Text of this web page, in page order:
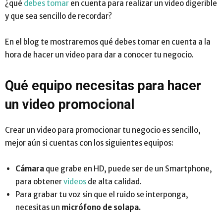
¿qué debes tomar en cuenta para realizar un video digerible
y que sea sencillo de recordar?
En el blog te mostraremos qué debes tomar en cuenta a la
hora de hacer un video para dar a conocer tu negocio.
Qué equipo necesitas para hacer
un video promocional
Crear un video para promocionar tu negocio es sencillo,
mejor aún si cuentas con los siguientes equipos:
Cámara que grabe en HD, puede ser de un Smartphone,
para obtenervideos de alta calidad.
Para grabar tu voz sin que el ruido se interponga,
necesitas un micrófono de solapa.